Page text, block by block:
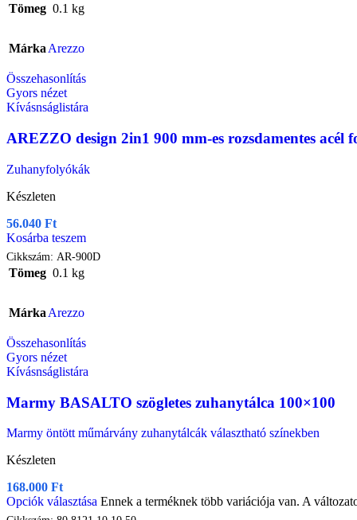
Tömeg 0.1 kg
Márka Arezzo
Összehasonlítás
Gyors nézet
Kívásnságlistára
AREZZO design 2in1 900 mm-es rozsdamentes acél
Zuhanyfolyókák
Készleten
56.040 Ft
Kosárba teszem
Cikkszám: AR-900D
Tömeg 0.1 kg
Márka Arezzo
Összehasonlítás
Gyors nézet
Kívásnságlistára
Marmy BASALTO szögletes zuhanytálca 100×100
Marmy öntött műmárvány zuhanytálcák választható színekben
Készleten
168.000 Ft
Opciók választása Ennek a terméknek több variációja van. A